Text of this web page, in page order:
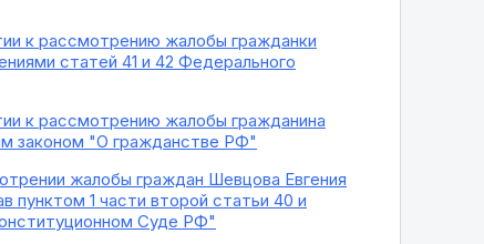
к рассмотрению жалобы гражданки
статей 41 и 42 Федерального
к рассмотрению жалобы гражданина
законом "О гражданстве РФ"
жалобы граждан Шевцова Евгения
пунктом 1 части второй статьи 40 и
Суде РФ"